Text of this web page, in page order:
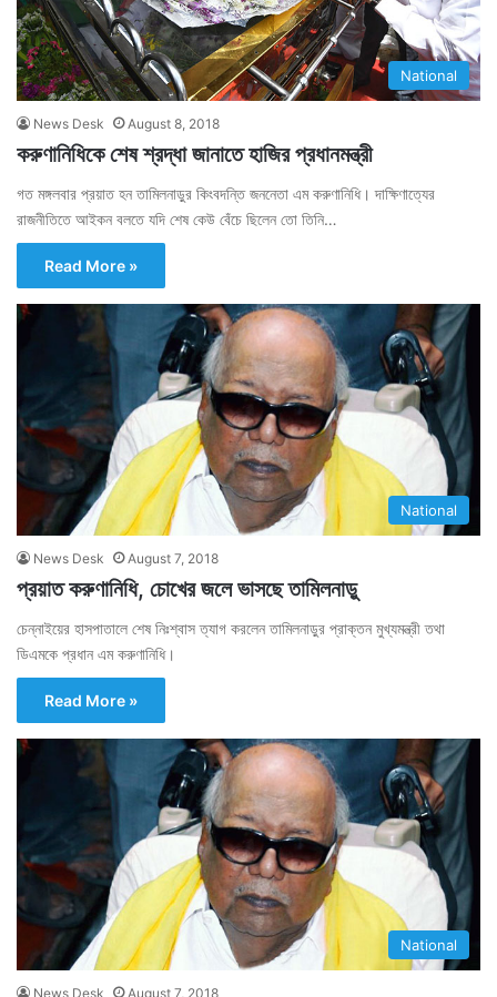
National
News Desk August 8, 2018
করুণানিধিকে শেষ শ্রদ্ধা জানাতে হাজির প্রধানমন্ত্রী
গত মঙ্গলবার প্রয়াত হন তামিলনাড়ুর কিংবদন্তি জননেতা এম করুণানিধি। দাক্ষিণাত্যের
রাজনীতিতে আইকন বলতে যদি শেষ কেউ বেঁচে ছিলেন তো তিনি…
Read More »
National
News Desk August 7, 2018
প্রয়াত করুণানিধি, চোখের জলে ভাসছে তামিলনাড়ু
চেন্নাইয়ের হাসপাতালে শেষ নিঃশ্বাস ত্যাগ করলেন তামিলনাড়ুর প্রাক্তন মুখ্যমন্ত্রী তথা
ডিএমকে প্রধান এম করুণানিধি।
Read More »
National
News Desk August 7, 2018